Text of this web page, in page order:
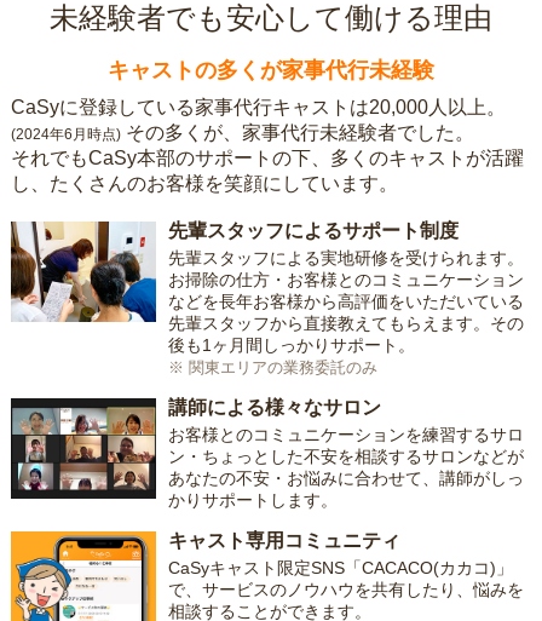
未経験者でも安心して働ける理由
キャストの多くが家事代行未経験
CaSyに登録している家事代行キャストは20,000人以上。
(2024年6月時点) その多くが、家事代行未経験者でした。
それでもCaSy本部のサポートの下、多くのキャストが活躍
し、たくさんのお客様を笑顔にしています。
先輩スタッフによるサポート制度
先輩スタッフによる実地研修を受けられます。
お掃除の仕方・お客様とのコミュニケーション
などを長年お客様から高評価をいただいている
先輩スタッフから直接教えてもらえます。その
後も1ヶ月間しっかりサポート。
※ 関東エリアの業務委託のみ
講師による様々なサロン
お客様とのコミュニケーションを練習するサロ
ン・ちょっとした不安を相談するサロンなどが
あなたの不安・お悩みに合わせて、講師がしっ
かりサポートします。
キャスト専用コミュニティ
CaSyキャスト限定SNS「CACACO(カカコ)」
で、サービスのノウハウを共有したり、悩みを
相談することができます。